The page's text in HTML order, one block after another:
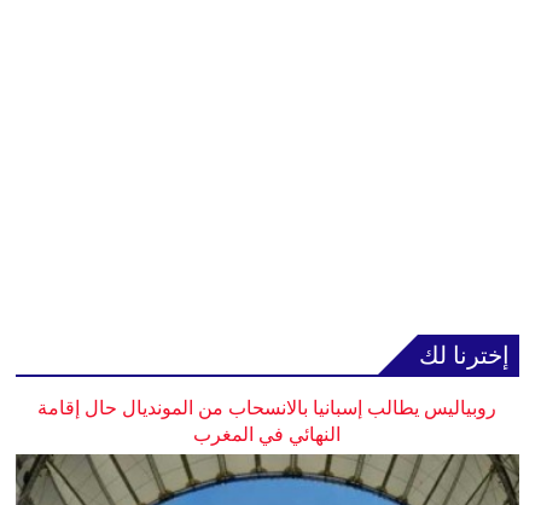
إخترنا لك
روبياليس يطالب إسبانيا بالانسحاب من المونديال حال إقامة
النهائي في المغرب